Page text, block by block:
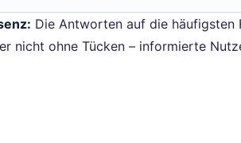
Die Antworten auf die häufigsten
nicht ohne Tücken – informierte